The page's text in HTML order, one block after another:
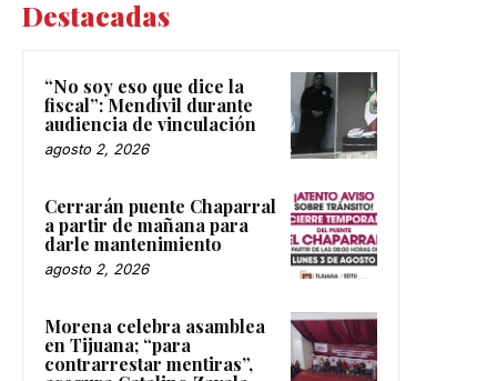
Destacadas
“No soy eso que dice la
fiscal”: Mendívil durante
audiencia de vinculación
agosto 2, 2026
Cerrarán puente Chaparral
a partir de mañana para
darle mantenimiento
agosto 2, 2026
Morena celebra asamblea
en Tijuana; “para
contrarrestar mentiras”,